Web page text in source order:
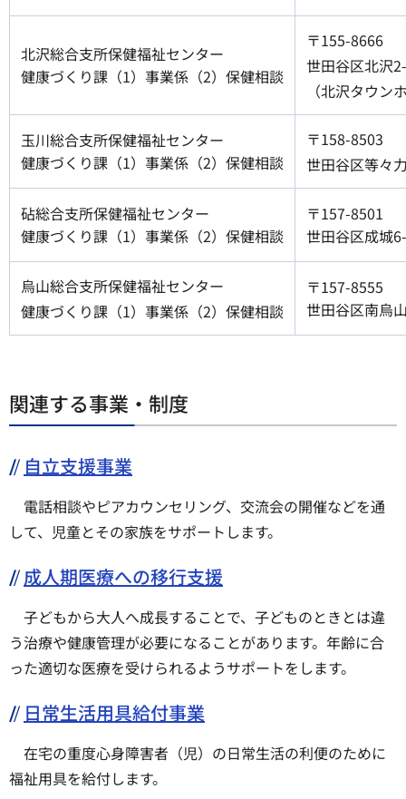
北沢総合支所保健福祉センター
健康づくり課（1）事業係（2）保健相談
〒155-8666
世田谷区北沢
（北沢タウン
玉川総合支所保健福祉センター
健康づくり課（1）事業係（2）保健相談
〒158-8503
世田谷区等々
砧総合支所保健福祉センター
健康づくり課（1）事業係（2）保健相談
〒157-8501
世田谷区成城
烏山総合支所保健福祉センター
健康づくり課（1）事業係（2）保健相談
〒157-8555
世田谷区南烏
関連する事業・制度
自立支援事業
電話相談やピアカウンセリング、交流会の開催などを通
して、児童とその家族をサポートします。
成人期医療への移行支援
子どもから大人へ成長することで、子どものときとは違
う治療や健康管理が必要になることがあります。年齢に合
った適切な医療を受けられるようサポートをします。
日常生活用具給付事業
在宅の重度心身障害者（児）の日常生活の利便のために
福祉用具を給付します。